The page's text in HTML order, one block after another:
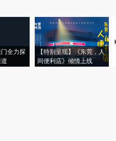
门全力探
【特别呈现】《东莞，人
间便利店》倾情上线